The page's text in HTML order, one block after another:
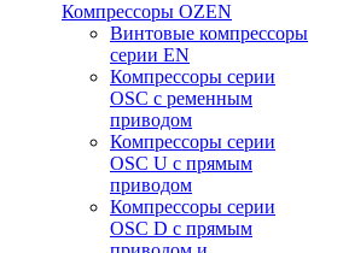
Компрессоры OZEN
Винтовые компрессоры
серии EN
Компрессоры серии
OSC с ременным
приводом
Компрессоры серии
OSC U с прямым
приводом
Компрессоры серии
OSC D с прямым